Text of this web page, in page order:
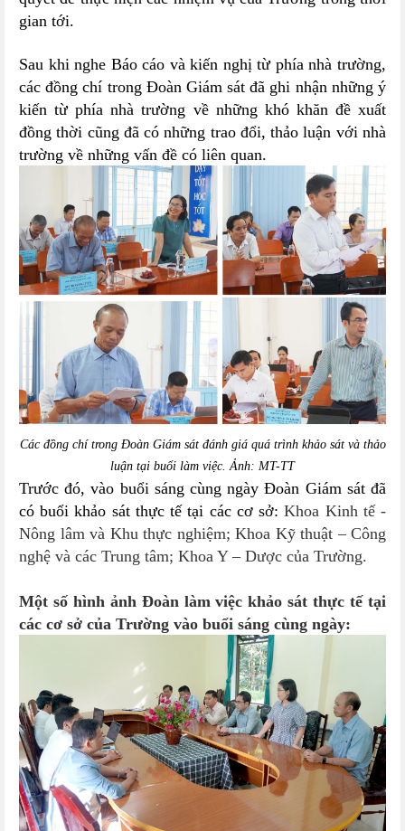
gian tới.
Sau khi nghe Báo cáo và kiến nghị từ phía nhà trường,
các đồng chí trong Đoàn Giám sát đã ghi nhận những ý
kiến từ phía nhà trường về những khó khăn đề xuất
đồng thời cũng đã có những trao đổi, thảo luận với nhà
trường về những vấn đề có liên quan.
Các đồng chí trong Đoàn Giám sát đánh giá quá trình khảo sát và thảo
luận tại buổi làm việc. Ảnh: MT-TT
Trước đó, vào buổi sáng cùng ngày Đoàn Giám sát đã
có buổi khảo sát thực tế tại các cơ sở:Khoa Kinh tế -
Nông lâm và Khu thực nghiệm; Khoa Kỹ thuật – Công
nghệ và các Trung tâm; Khoa Y – Dược của Trường.
Một số hình ảnh Đoàn làm việc khảo sát thực tế tại
các cơ sở của Trường vào buổi sáng cùng ngày: